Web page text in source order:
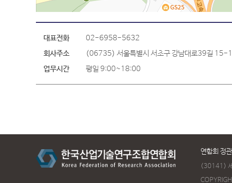
대표전화
02-6958-5632
회사주소
(06735) 서울특별시 서초구 강남대로39길 15-
업무시간
평일 9:00~18:00
연합회 정관
(30141)